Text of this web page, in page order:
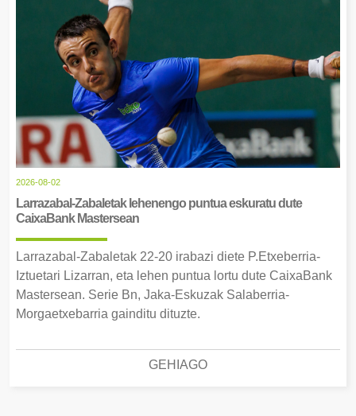
2026-08-02
Larrazabal-Zabaletak lehenengo puntua eskuratu dute
CaixaBank Mastersean
Larrazabal-Zabaletak 22-20 irabazi diete P.Etxeberria-
Iztuetari Lizarran, eta lehen puntua lortu dute CaixaBank
Mastersean. Serie Bn, Jaka-Eskuzak Salaberria-
Morgaetxebarria gainditu dituzte.
GEHIAGO